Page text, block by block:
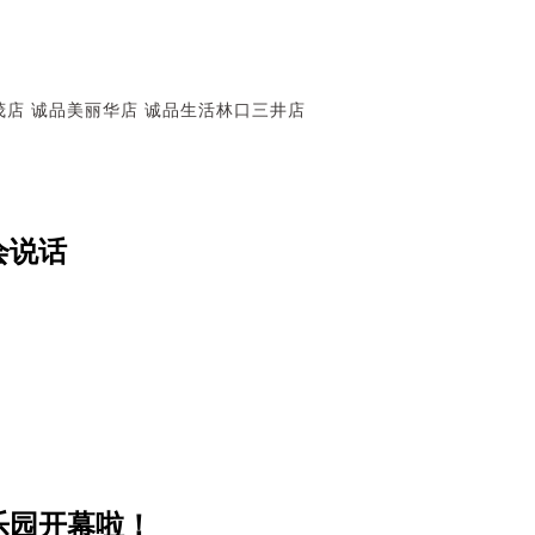
店 诚品美丽华店 诚品生活林口三井店
说话
开幕啦！